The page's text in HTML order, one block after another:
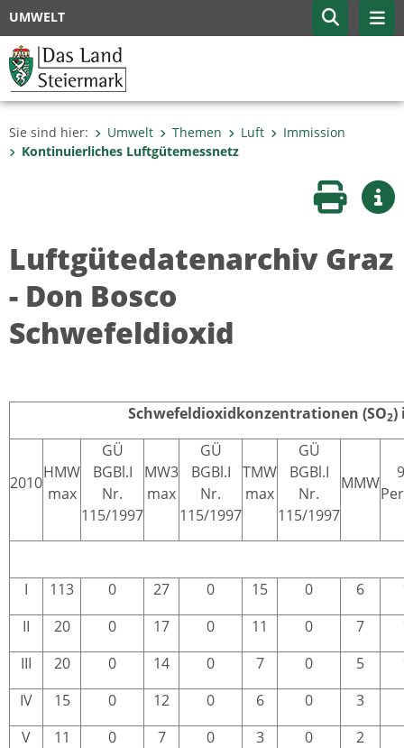
UMWELT
Sie sind hier: Umwelt Themen Luft
Immission
Kontinuierliches Luftgütemessnetz
Seite
Luftgütedatenarchiv Graz
- Don Bosco
Schwefeldioxid
Schwefeldioxidkonzentrationen (SO2)
2010
HMW
max
GÜ
BGBl.I
Nr.
115/1997
MW3
max
GÜ
BGBl.I
Nr.
115/1997
TMW
max
GÜ
BGBl.I
Nr.
115/1997
MMW
I 113 0 27 0 15 0 6
II
20 0 17 0 11 0 7
III
20 0 14 0 7 0 5
IV
15 0 12 0 6 0
3
V
11 0 7 0 3 0
2